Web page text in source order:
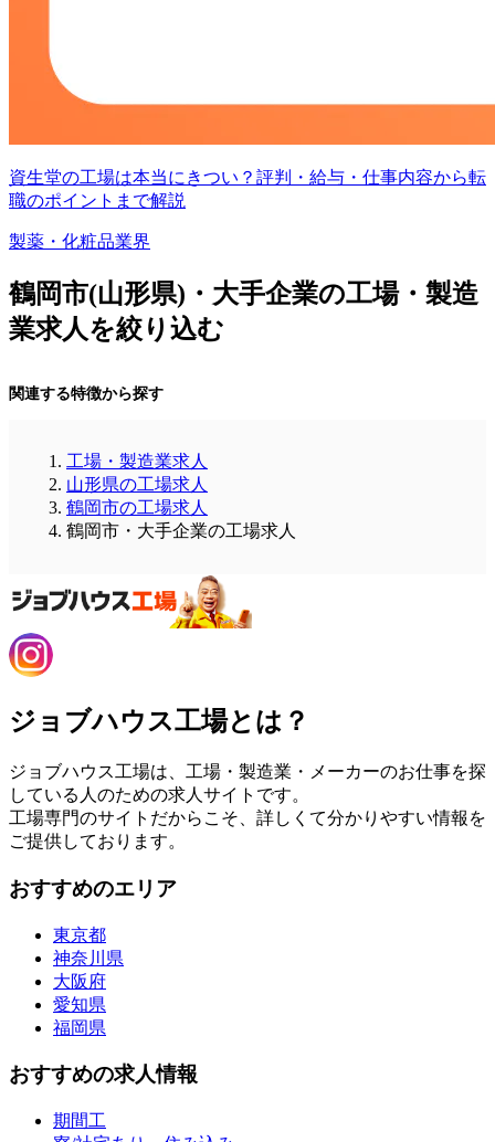
資生堂の工場は本当にきつい？評判・給与・仕事内容から転
職のポイントまで解説
製薬・化粧品業界
鶴岡市(山形県)・大手企業の工場・製造
業求人を絞り込む
関連する特徴から探す
工場・製造業求人
山形県の工場求人
鶴岡市の工場求人
鶴岡市・大手企業の工場求人
ジョブハウス工場とは？
ジョブハウス工場は、工場・製造業・メーカーのお仕事を探
している人のための求人サイトです。
工場専門のサイトだからこそ、詳しくて分かりやすい情報を
ご提供しております。
おすすめのエリア
東京都
神奈川県
大阪府
愛知県
福岡県
おすすめの求人情報
期間工